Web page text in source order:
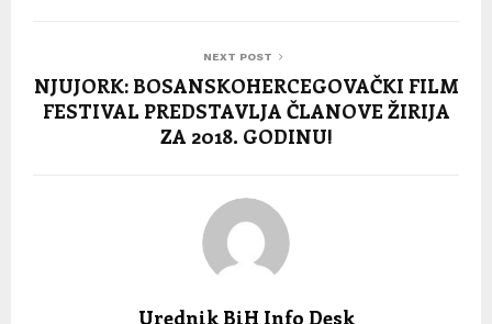
NEXT POST
NJUJORK: BOSANSKOHERCEGOVAČKI FILM
FESTIVAL PREDSTAVLJA ČLANOVE ŽIRIJA
ZA 2018. GODINU!
Urednik BiH Info Desk